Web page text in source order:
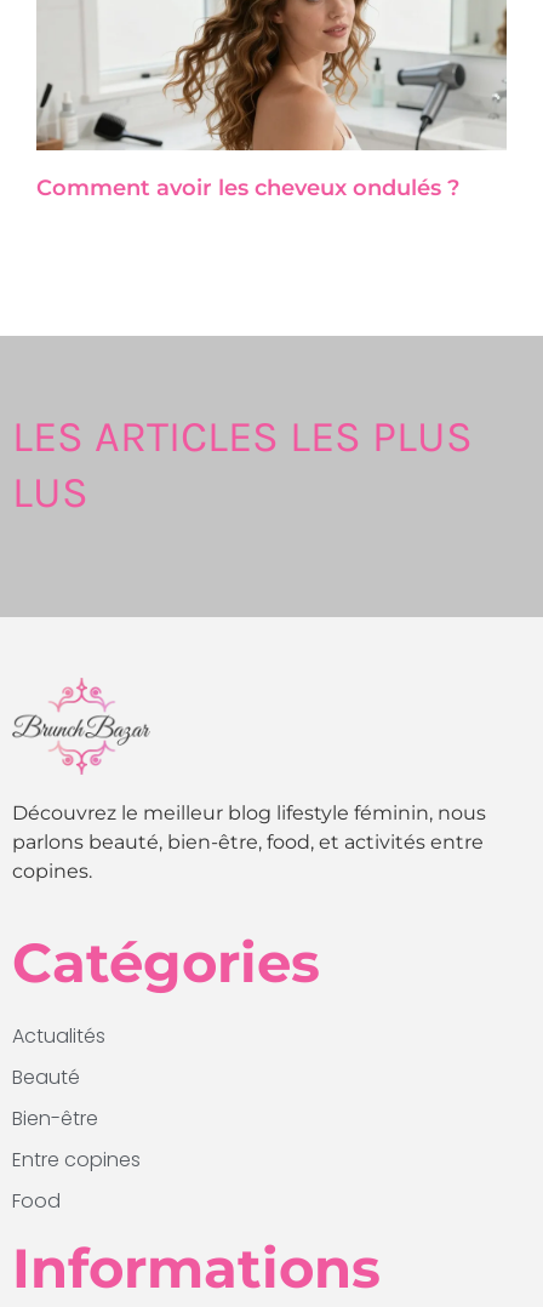
Comment avoir les cheveux ondulés ?
LES ARTICLES LES PLUS
LUS
Découvrez le meilleur blog lifestyle féminin, nous
parlons beauté, bien-être, food, et activités entre
copines.
Catégories
Actualités
Beauté
Bien-être
Entre copines
Food
Informations